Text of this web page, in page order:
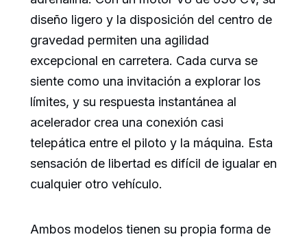
diseño ligero y la disposición del centro de
gravedad permiten una agilidad
excepcional en carretera. Cada curva se
siente como una invitación a explorar los
límites, y su respuesta instantánea al
acelerador crea una conexión casi
telepática entre el piloto y la máquina. Esta
sensación de libertad es difícil de igualar en
cualquier otro vehículo.
Ambos modelos tienen su propia forma de